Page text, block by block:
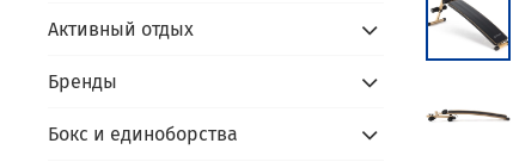
Активный отдых
Бренды
Бокс и единоборства